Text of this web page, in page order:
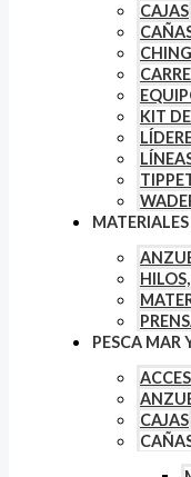
CAJAS
KIT
PESCA MAR
CAJAS